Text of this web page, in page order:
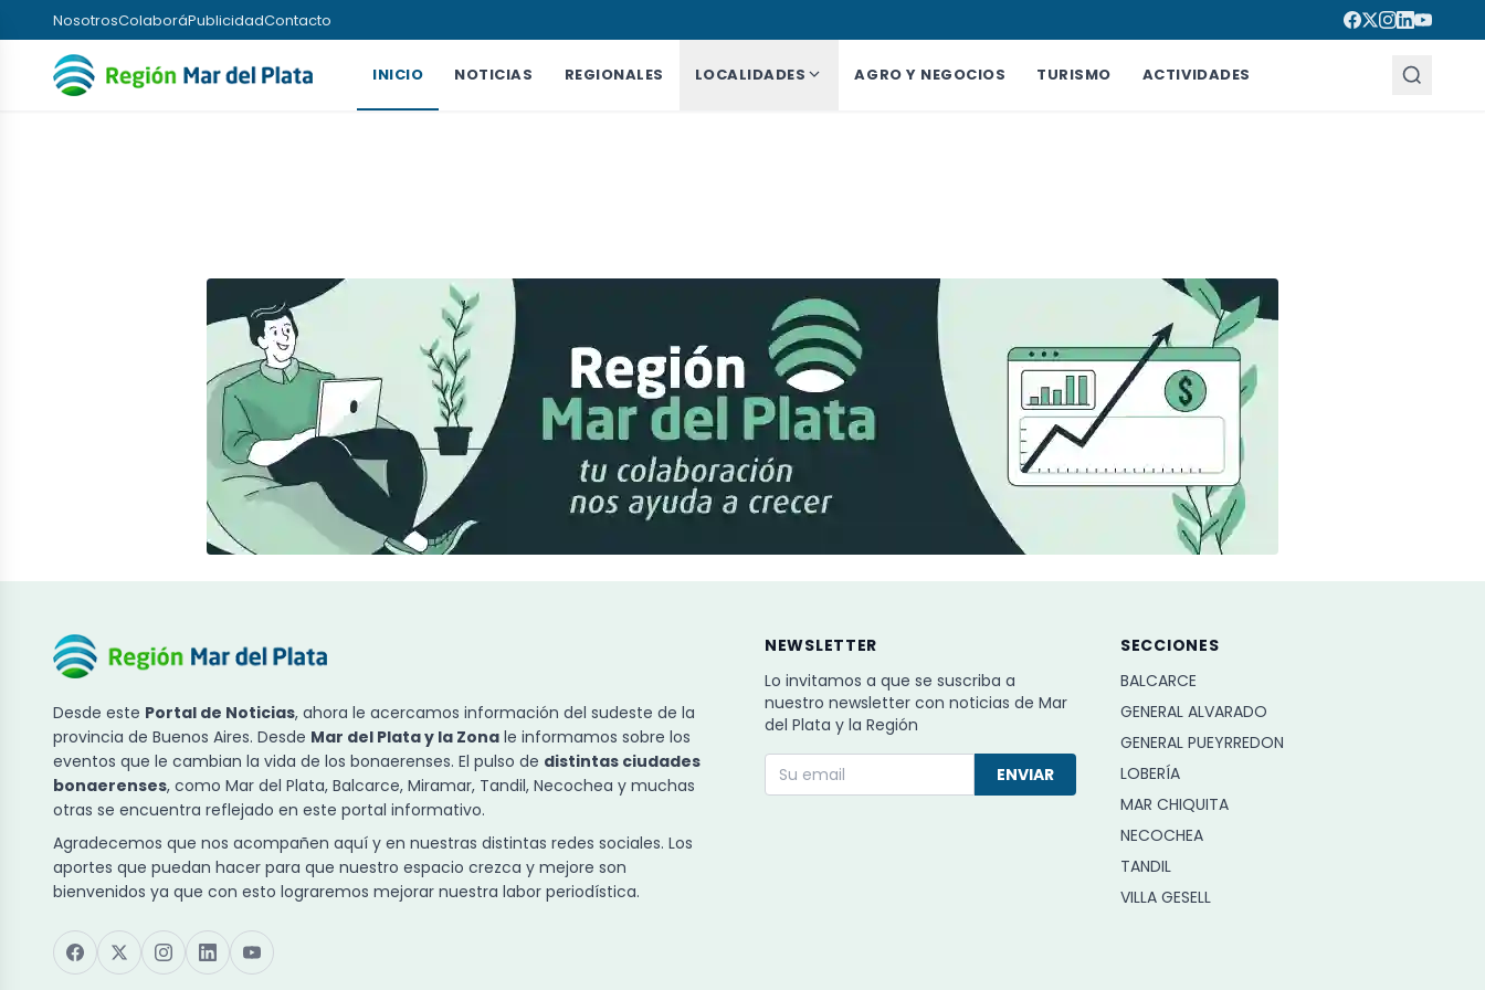
NosotrosColaboráPublicidadContacto
INICIO NOTICIAS REGIONALES LOCALIDADES AGRO Y NEGOCIOS TURISMO ACTIVIDADES
Desde este Portal de Noticias, ahora le acercamos información del sudeste de la
provincia de Buenos Aires. Desde Mar del Plata y la Zona le informamos sobre los
eventos que le cambian la vida de los bonaerenses. El pulso de distintas ciudades
bonaerenses, como Mar del Plata, Balcarce, Miramar, Tandil, Necochea y muchas
otras se encuentra reflejado en este portal informativo.
Agradecemos que nos acompañen aquí y en nuestras distintas redes sociales. Los
aportes que puedan hacer para que nuestro espacio crezca y mejore son
bienvenidos ya que con esto lograremos mejorar nuestra labor periodística.
NEWSLETTER
Lo invitamos a que se suscriba a
nuestro newsletter con noticias de Mar
del Plata y la Región
ENVIAR
SECCIONES
BALCARCE
GENERAL ALVARADO
GENERAL PUEYRREDON
LOBERÍA
MAR CHIQUITA
NECOCHEA
TANDIL
VILLA GESELL